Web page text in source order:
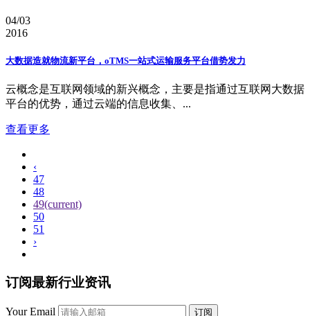
04/03
2016
大数据造就物流新平台，oTMS一站式运输服务平台借势发力
云概念是互联网领域的新兴概念，主要是指通过互联网大数据
平台的优势，通过云端的信息收集、...
查看更多
‹
47
48
49(current)
50
51
›
订阅最新行业资讯
Your Email 订阅